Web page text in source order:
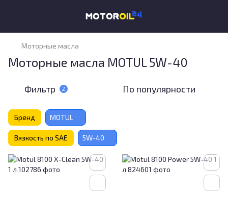
Моторные масла
Моторные масла MOTUL 5W-40
Фильтр 2 По популярности
Бренд MOTUL
Вязкость по SAE 5W-40